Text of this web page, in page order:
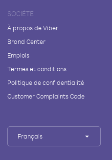
SOCIÉTÉ
À propos de Viber
Brand Center
Emplois
Termes et conditions
Politique de confidentialité
Customer Complaints Code
Français